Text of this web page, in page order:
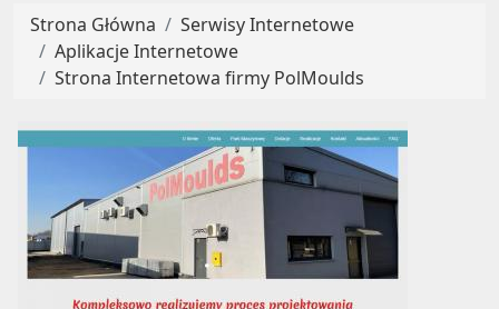
Strona Główna
Serwisy Internetowe
Aplikacje Internetowe
Strona Internetowa firmy PolMoulds